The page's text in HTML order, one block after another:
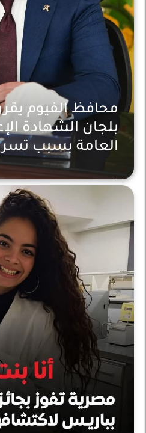
أخبار عاجلة
محافظ الفيوم
بلجان الشهادة
العامة بسبب